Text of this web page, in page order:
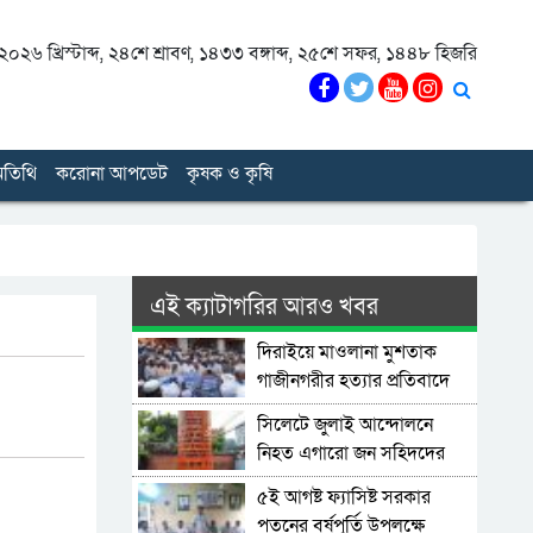
খ্রিস্টাব্দ, ২৪শে শ্রাবণ, ১৪৩৩ বঙ্গাব্দ, ২৫শে সফর, ১৪৪৮ হিজরি
করোনা আপডেট কৃষক ও কৃষি
এই ক্যাটাগরির আরও খবর
দিরাইয়ে মাওলানা মুশতাক
গাজীনগরীর হত্যার প্রতিবাদে
বিক্ষোভ মিছিল ও সমাবেশ
অনুষ্ঠিত
সিলেটে জুলাই আন্দোলনে
নিহত এগারো জন সহিদদের
স্বরনে স্থাপিত হল জুলাই স্মৃতি
স্তম্ভ
৫ই আগষ্ট ফ্যাসিষ্ট সরকার
পতনের বর্ষপূর্তি উপলক্ষে